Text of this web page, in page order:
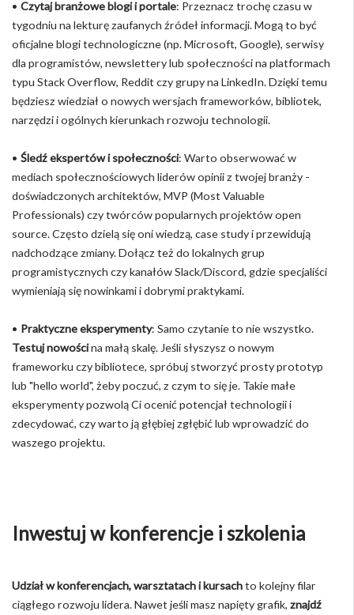
• Czytaj branżowe blogi i portale: Przeznacz trochę czasu w
tygodniu na lekturę zaufanych źródeł informacji. Mogą to być
oficjalne blogi technologiczne (np. Microsoft, Google), serwisy
dla programistów, newslettery lub społeczności na platformach
typu Stack Overflow, Reddit czy grupy na LinkedIn. Dzięki temu
będziesz wiedział o nowych wersjach frameworków, bibliotek,
narzędzi i ogólnych kierunkach rozwoju technologii.
• Śledź ekspertów i społeczności: Warto obserwować w
mediach społecznościowych liderów opinii z twojej branży -
doświadczonych architektów, MVP (Most Valuable
Professionals) czy twórców popularnych projektów open
source. Często dzielą się oni wiedzą, case study i przewidują
nadchodzące zmiany. Dołącz też do lokalnych grup
programistycznych czy kanałów Slack/Discord, gdzie specjaliści
wymieniają się nowinkami i dobrymi praktykami.
• Praktyczne eksperymenty: Samo czytanie to nie wszystko.
Testuj nowościna małą skalę. Jeśli słyszysz o nowym
frameworku czy bibliotece, spróbuj stworzyć prosty prototyp
lub "hello world", żeby poczuć, z czym to się je. Takie małe
eksperymenty pozwolą Ci ocenić potencjał technologii i
zdecydować, czy warto ją głębiej zgłębić lub wprowadzić do
waszego projektu.
Inwestuj w konferencje i szkolenia
Udział w konferencjach, warsztatach i kursachto kolejny filar
ciągłego rozwoju lidera. Nawet jeśli masz napięty grafik, znajdź